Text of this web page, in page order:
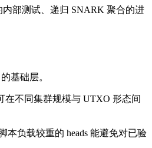
内部测试、递归 SNARK 聚合的进
基础层。
在不同集群规模与 UTXO 形态间
本负载较重的 heads 能避免对已验